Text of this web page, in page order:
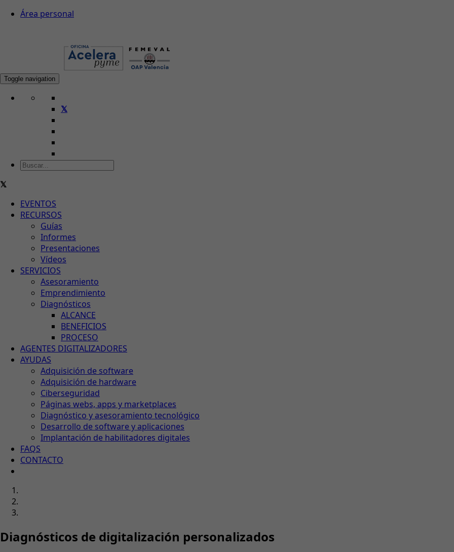
Área personal
Toggle navigation
EVENTOS
RECURSOS
Guías
Informes
Presentaciones
Vídeos
SERVICIOS
Asesoramiento
Emprendimiento
Diagnósticos
ALCANCE
BENEFICIOS
PROCESO
AGENTES DIGITALIZADORES
AYUDAS
Adquisición de software
Adquisición de hardware
Ciberseguridad
Páginas webs, apps y marketplaces
Diagnóstico y asesoramiento tecnológico
Desarrollo de software y aplicaciones
Implantación de habilitadores digitales
FAQS
CONTACTO
Diagnósticos de digitalización personalizados